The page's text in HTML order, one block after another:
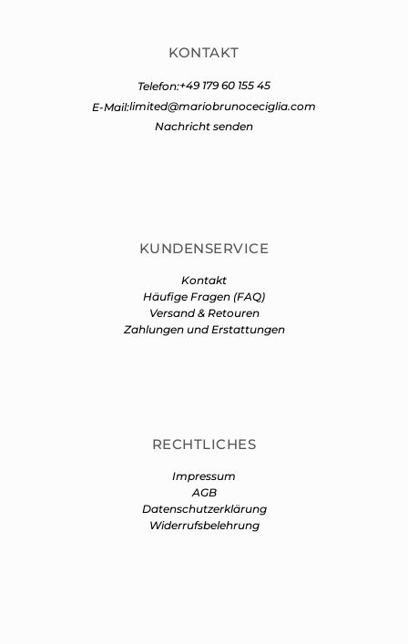
KONTAKT
Telefon:+49 179 60 155 45
E-Mail:limited@mariobrunoceciglia.com
Nachricht senden
KUNDENSERVICE
Kontakt
Häufige Fragen (FAQ)
Versand & Retouren
Zahlungen und Erstattungen
RECHTLICHES
Impressum
AGB
Datenschutzerklärung
Widerrufsbelehrung